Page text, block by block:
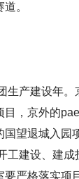
。
生产建设年。
目，京外的
国望退城入园
工建设、建成
严格落实项